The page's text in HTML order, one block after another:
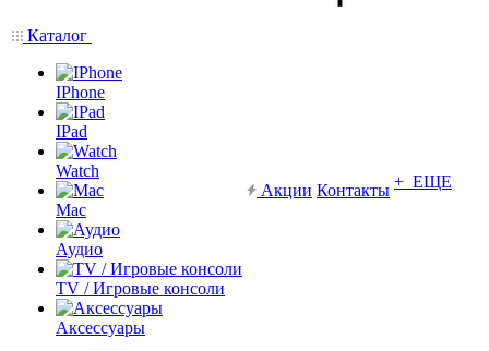
Каталог
IPhone
IPad
Watch
Mac
Аудио
TV / Игровые консоли
Аксессуары
Акции Контакты + ЕЩЕ